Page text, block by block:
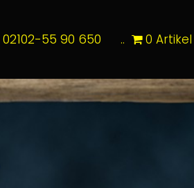
02102-55 90 650 .. 0 Artikel